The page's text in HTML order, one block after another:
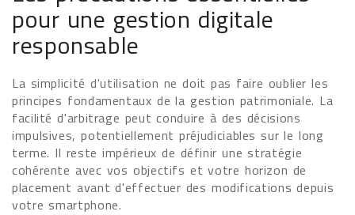
pour une gestion digitale
responsable
La simplicité d'utilisation ne doit pas faire oublier les
principes fondamentaux de la gestion patrimoniale. La
facilité d'arbitrage peut conduire à des décisions
impulsives, potentiellement préjudiciables sur le long
terme. Il reste impérieux de définir une stratégie
cohérente avec vos objectifs et votre horizon de
placement avant d'effectuer des modifications depuis
votre smartphone.